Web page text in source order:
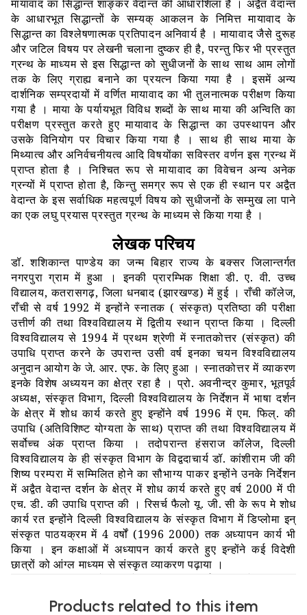
मायावाद का सिद्धान्त शाङ्कर वेदान्त की आधारशिला है । अद्वैत वेदान्त
के आधारभूत सिद्धान्तों के सम्यक् आकलन के निमित्त मायावाद के
सिद्धान्त का विश्लेषणात्मक प्रतिपादन अनिवार्य है । मायावाद जैसे दुरूह
और जटिल विषय पर लेखनी चलाना दुष्कर ही है, परन्तु फिर भी प्रस्तुत
ग्रन्थ के माध्यम से इस सिद्धान्त को सुधीजनों के साथ साथ आम लोगों
तक के लिए ग्राह्य बनाने का प्रयत्न किया गया है । इसमें अन्य
दार्शनिक सम्प्रदायों में वर्णित मायावाद का भी तुलनात्मक परीक्षण किया
गया है । माया के पर्यायभूत विविध शब्दों के साथ माया की अन्विति का
परीक्षण प्रस्तुत करते हुए मायावाद के सिद्धान्त का उपस्थापन और
उसके विनियोग पर विचार किया गया है । साथ ही साथ माया के
मिथ्यात्व और अनिर्वचनीयत्व आदि विषयोंका सविस्तर वर्णन इस ग्रन्थ में
प्राप्त होता है । निश्चित रूप से मायावाद का विवेचन अन्य अनेक
ग्रन्यों में प्राप्त होता है, किन्तु समग्र रूप से एक ही स्थान पर अद्वैत
वेदान्त के इस सर्वाधिक महत्वपूर्ण विषय को सुधीजनों के सम्मुख ला पाने
का एक लघु प्रयास प्रस्तुत ग्रन्थ के माध्यम से किया गया है ।
लेखक परिचय
डॉ. शशिकान्त पाण्डेय का जन्म बिहार राज्य के बक्सर जिलान्तर्गत
नगरपुरा ग्राम में हुआ । इनकी प्रारम्भिक शिक्षा डी. ए. वी. उच्च
विद्यालय, कतरासगढ़, जिला धनबाद (झारखण्ड) में हुई । राँची कॉलेज,
राँची से वर्ष 1992 में इन्होंने स्नातक ( संस्कृत) प्रतिष्ठा की परीक्षा
उत्तीर्ण की तथा विश्वविद्यालय में द्वितीय स्थान प्राप्त किया । दिल्ली
विश्वविद्यालय से 1994 में प्रथम श्रेणी में स्नातकोत्तर (संस्कृत) की
उपाधि प्राप्त करने के उपरान्त उसी वर्ष इनका चयन विश्वविद्यालय
अनुदान आयोग के जे. आर. एफ. के लिए हुआ । स्नातकोत्तर में व्याकरण
इनके विशेष अध्ययन का क्षेत्र रहा है । प्रो. अवनीन्द्र कुमार, भूतपूर्व
अध्यक्ष, संस्कृत विभाग, दिल्ली विश्वविद्यालय के निर्देशन में भाषा दर्शन
के क्षेत्र में शोध कार्य करते हुए इन्होंने वर्ष 1996 में एम. फिल्. की
उपाधि (अतिविशिष्ट योग्यता के साथ) प्राप्त की तथा विश्वविद्यालय में
सर्वोच्च अंक प्राप्त किया । तदोपरान्त हंसराज कॉलेज, दिल्ली
विश्वविद्यालय के ही संस्कृत विभाग के विद्वदाचार्य डॉ. कांशीराम जी की
शिष्य परम्परा में सम्मिलित होने का सौभाग्य पाकर इन्होंने उनके निर्देशन
में अद्वैत वेदान्त दर्शन के क्षेत्र में शोध कार्य करते हुए वर्ष 2000 में पी
एच. डी. की उपाधि प्राप्त की । रिसर्च फैलो यू. जी. सी के रूप मे शोध
कार्य रत इन्होंने दिल्ली विश्वविद्यालय के संस्कृत विभाग में डिप्लोमा इन्
संस्कृत पाठयक्रम में 4 वर्षों (1996 2000) तक अध्यापन कार्य भी
किया । इन कक्षाओं में अध्यापन कार्य करते हुए इन्होंने कई विदेशी
छात्रों को आंग्ल माध्यम से संस्कृत व्याकरण पढ़ाया ।
विश्वविद्यालय, दरभंगा की अंगी भूत इकाई आर. सी. एस. कॉलेज, मंझौल,
Products related to this item